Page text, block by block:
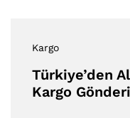
Kargo
Türkiye’den
Kargo